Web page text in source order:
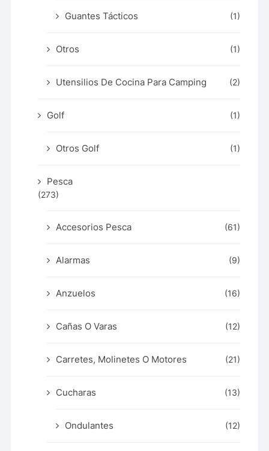
Guantes Tácticos (1)
Otros (1)
Utensilios De Cocina Para Camping (2)
Golf (1)
Otros Golf (1)
Pesca
(273)
Accesorios Pesca (61)
Alarmas (9)
Anzuelos (16)
Cañas O Varas (12)
Carretes, Molinetes O Motores (21)
Cucharas (13)
Ondulantes (12)